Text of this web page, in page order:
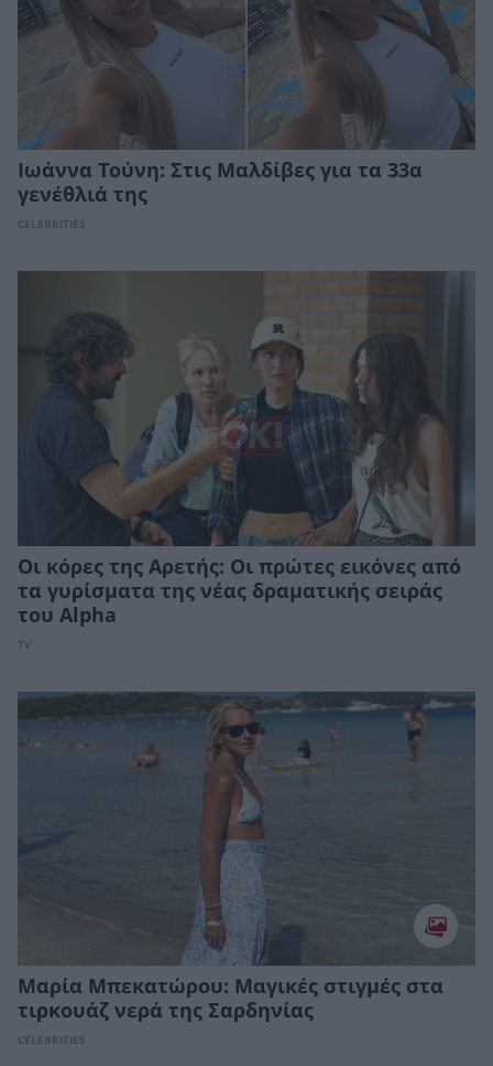
Ιωάννα Τούνη: Στις Μαλδίβες για τα 33α
γενέθλιά της
CELEBRITIES
Οι κόρες της Αρετής: Οι πρώτες εικόνες από
τα γυρίσματα της νέας δραματικής σειράς
του Alpha
TV
Μαρία Μπεκατώρου: Μαγικές στιγμές στα
τιρκουάζ νερά της Σαρδηνίας
CELEBRITIES